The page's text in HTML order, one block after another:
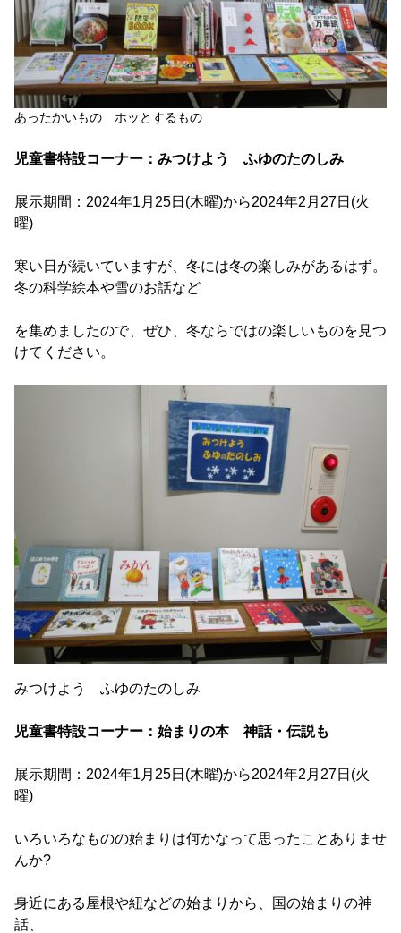
あったかいもの ホッとするもの
児童書特設コーナー：みつけよう ふゆのたのしみ
展示期間：2024年1月25日(木曜)から2024年2月27日(火
曜)
寒い日が続いていますが、冬には冬の楽しみがあるはず。
冬の科学絵本や雪のお話など
を集めましたので、ぜひ、冬ならではの楽しいものを見つ
けてください。
みつけよう ふゆのたのしみ
児童書特設コーナー：始まりの本 神話・伝説も
展示期間：2024年1月25日(木曜)から2024年2月27日(火
曜)
いろいろなものの始まりは何かなって思ったことありませ
んか?
身近にある屋根や紐などの始まりから、国の始まりの神
話、